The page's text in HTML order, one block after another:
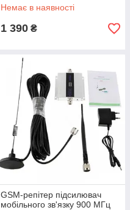
Немає в наявності
1 390 ₴
GSM-репітер підсилювач
мобільного зв'язку 900 МГц